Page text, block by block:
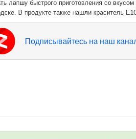
лапшу быстрого приготовления со
В продукте также нашли краситель
Подписывайтесь на наш